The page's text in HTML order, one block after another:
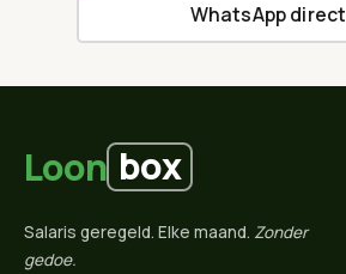
WhatsApp direct
Loon box
Salaris geregeld. Elke maand. Zonder
gedoe.